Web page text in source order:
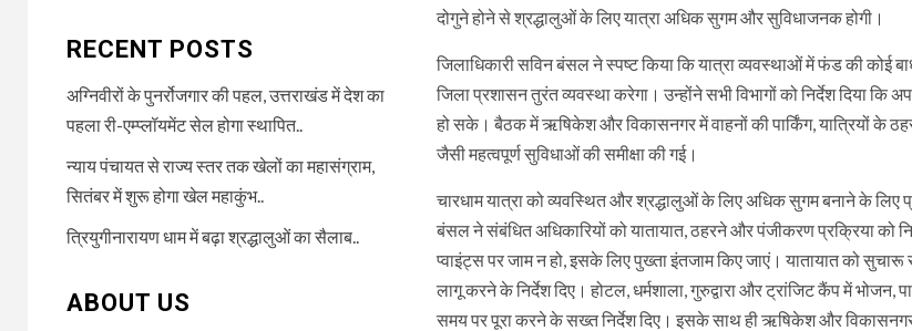
दोगुने होने से श्रद्धालुओं के लिए यात्रा अधिक सुगम और सुविधाजनक होगी।
जिलाधिकारी सविन बंसल ने स्पष्ट किया कि यात्रा व्यवस्थाओं में फंड की कोई
जिला प्रशासन तुरंत व्यवस्था करेगा। उन्होंने सभी विभागों को निर्देश दिया
हो सके। बैठक में ऋषिकेश और विकासनगर में वाहनों की पार्किंग, यात्रियों के
जैसी महत्वपूर्ण सुविधाओं की समीक्षा की गई।
चारधाम यात्रा को व्यवस्थित और श्रद्धालुओं के लिए अधिक सुगम बनाने के लिए
बंसल ने संबंधित अधिकारियों को यातायात, ठहरने और पंजीकरण प्रक्रिया को
प्वाइंट्स पर जाम न हो, इसके लिए पुख्ता इंतजाम किए जाएं। यातायात को
लागू करने के निर्देश दिए। होटल, धर्मशाला, गुरुद्वारा और ट्रांजिट कैंप में भोजन,
समय पर पूरा करने के सख्त निर्देश दिए। इसके साथ ही ऋषिकेश और
RECENT POSTS
अग्निवीरों के पुनर्रोजगार की पहल, उत्तराखंड में देश का
पहला री-एम्प्लॉयमेंट सेल होगा स्थापित..
न्याय पंचायत से राज्य स्तर तक खेलों का महासंग्राम,
सितंबर में शुरू होगा खेल महाकुंभ..
त्रियुगीनारायण धाम में बढ़ा श्रद्धालुओं का सैलाब..
ABOUT US